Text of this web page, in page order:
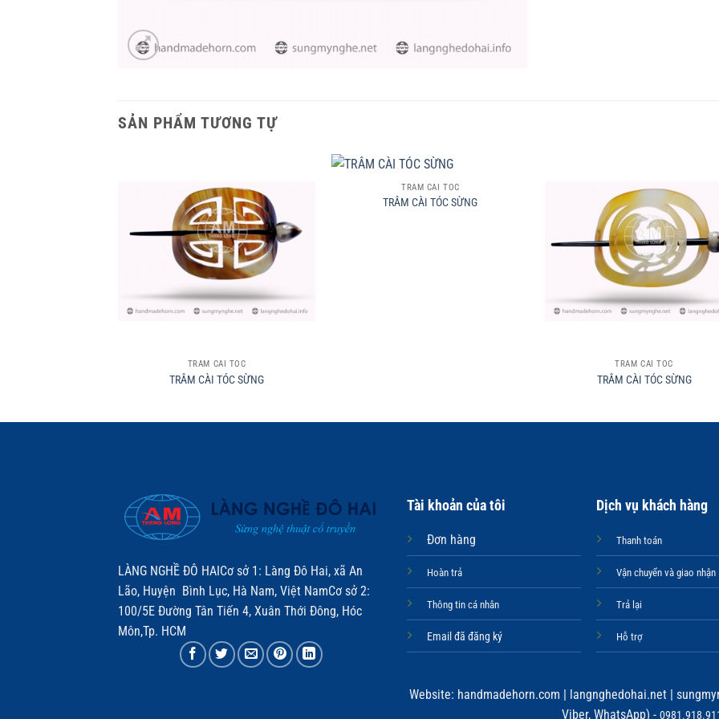
SẢN PHẨM TƯƠNG TỰ
TRÂM CÀI TÓC
TRÂM CÀI TÓC SỪNG
+
TRÂM CÀI TÓC
TRÂM CÀI TÓC SỪNG
TRÂM CÀI TÓC
TRÂM CÀI TÓC SỪNG
LÀNG NGHỀ ĐÔ HAICơ sở 1: Làng Đô Hai, xã An
Lão, Huyện Bình Lục, Hà Nam, Việt NamCơ sở 2:
100/5E Đường Tân Tiến 4, Xuân Thới Đông, Hóc
Môn,Tp. HCM
Tài khoản của tôi
Đơn hàng
Hoàn trả
Thông tin cá nhân
Email đã đăng ký
Dịch vụ khách hàng
Thanh toán
Vận chuyển và giao nhận
Trả lại
Hỗ trợ
Website: handmadehorn.com langnghedohai.net
Viber, WhatsApp) -